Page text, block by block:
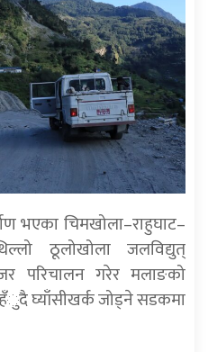
भएका चिमखोला–राहुघाट–
ठूलोखोला जलविद्युत्
परिचालन गरेर मलाङको
हँुदै घ्याँसीखर्क जोड्ने सडकमा